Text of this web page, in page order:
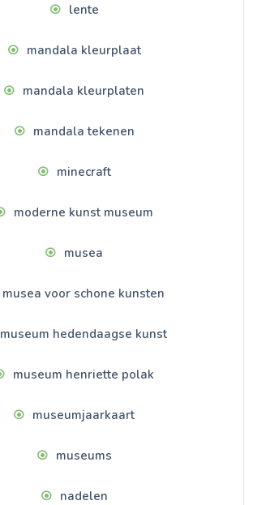
lente
mandala kleurplaat
mandala kleurplaten
mandala tekenen
minecraft
moderne kunst museum
musea
musea voor schone kunsten
museum hedendaagse kunst
museum henriette polak
museumjaarkaart
museums
nadelen